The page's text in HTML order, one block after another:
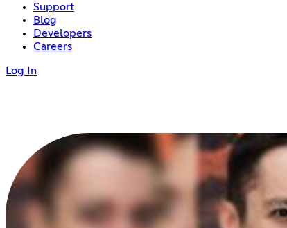
Support
Blog
Developers
Careers
Log In